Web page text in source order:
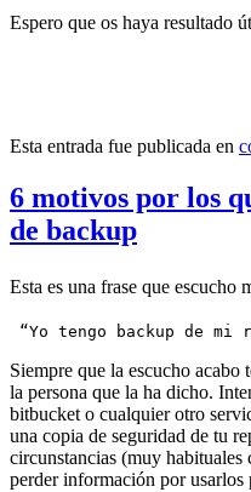
Espero que os haya resultado
Esta entrada fue publicada en
6 motivos por los
de backup
Esta es una frase que escucho
“Yo tengo backup de
Siempre que la escucho
la persona que la ha dicho.
bitbucket o cualquier otro
una copia de seguridad de tu
circunstancias (muy habituales
perder información por usarlos